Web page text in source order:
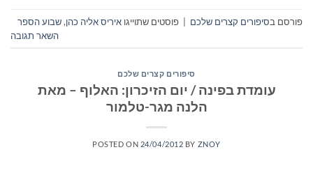
פורסם בסיפורים קצרים שלכם | פוסטים שתוייגו איריס אליה כהן,שבוע הספר
השאר תגובה
סיפורים קצרים שלכם
עומדת בפינה / יום הזיכרון: האלוף – מאת
הלנה מגר-טלמור
POSTED ON 24/04/2012 BY ZNOY